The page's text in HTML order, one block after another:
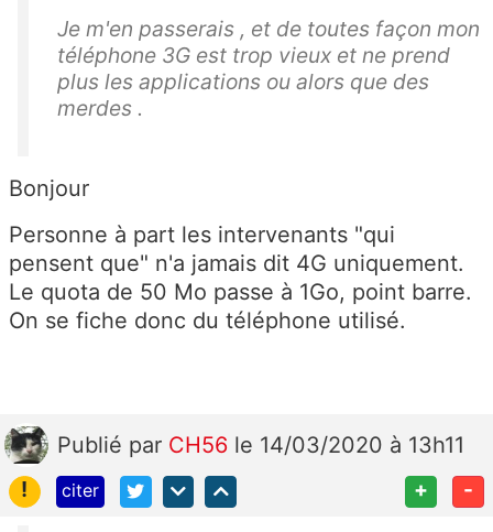
Je m'en passerais , et de toutes façon mon
téléphone 3G est trop vieux et ne prend
plus les applications ou alors que des
merdes .
Bonjour
Personne à part les intervenants "qui
pensent que" n'a jamais dit 4G uniquement.
Le quota de 50 Mo passe à 1Go, point barre.
On se fiche donc du téléphone utilisé.
Publié par CH56 le 14/03/2020 à 13h11
!
citer + -